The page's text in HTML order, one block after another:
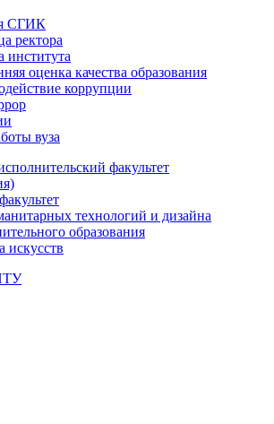
СГИК
ректора
института
оценка качества образования
коррупции
вуза
факультет
технологий и дизайна
образования
искусств